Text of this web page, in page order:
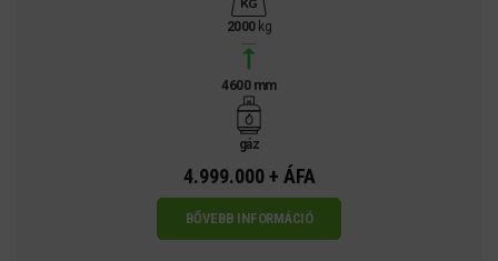
2000kg
4600 mm
gáz
4.999.000 + ÁFA
BŐVEBB INFORMÁCIÓ